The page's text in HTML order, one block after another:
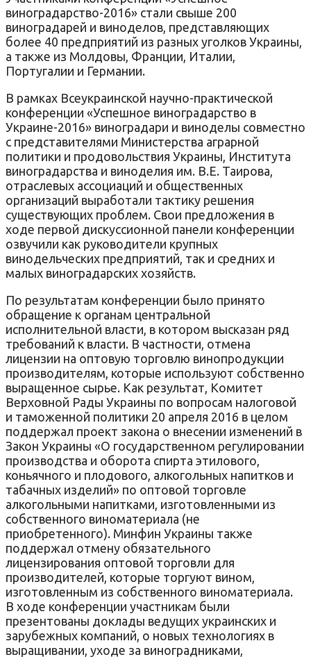
виноградарство-2016» стали свыше 200
виноградарей и виноделов, представляющих
более 40 предприятий из разных уголков Украины,
а также из Молдовы, Франции, Италии,
Португалии и Германии.
В рамках Всеукраинской научно-практической
конференции «Успешное виноградарство в
Украине-2016» виноградари и виноделы совместно
с представителями Министерства аграрной
политики и продовольствия Украины, Института
виноградарства и виноделия им. В.Е. Таирова,
отраслевых ассоциаций и общественных
организаций выработали тактику решения
существующих проблем. Свои предложения в
ходе первой дискуссионной панели конференции
озвучили как руководители крупных
винодельческих предприятий, так и средних и
малых виноградарских хозяйств.
По результатам конференции было принято
обращение к органам центральной
исполнительной власти, в котором высказан ряд
требований к власти. В частности, отмена
лицензии на оптовую торговлю винопродукции
производителям, которые используют собственно
выращенное сырье. Как результат, Комитет
Верховной Рады Украины по вопросам налоговой
и таможенной политики 20 апреля 2016 в целом
поддержал проект закона о внесении изменений в
Закон Украины «О государственном регулировании
производства и оборота спирта этилового,
коньячного и плодового, алкогольных напитков и
табачных изделий» по оптовой торговле
алкогольными напитками, изготовленными из
собственного виноматериала (не
приобретенного). Минфин Украины также
поддержал отмену обязательного
лицензирования оптовой торговли для
производителей, которые торгуют вином,
изготовленным из собственного виноматериала.
В ходе конференции участникам были
презентованы доклады ведущих украинских и
зарубежных компаний, о новых технологиях в
выращивании, уходе за виноградниками,